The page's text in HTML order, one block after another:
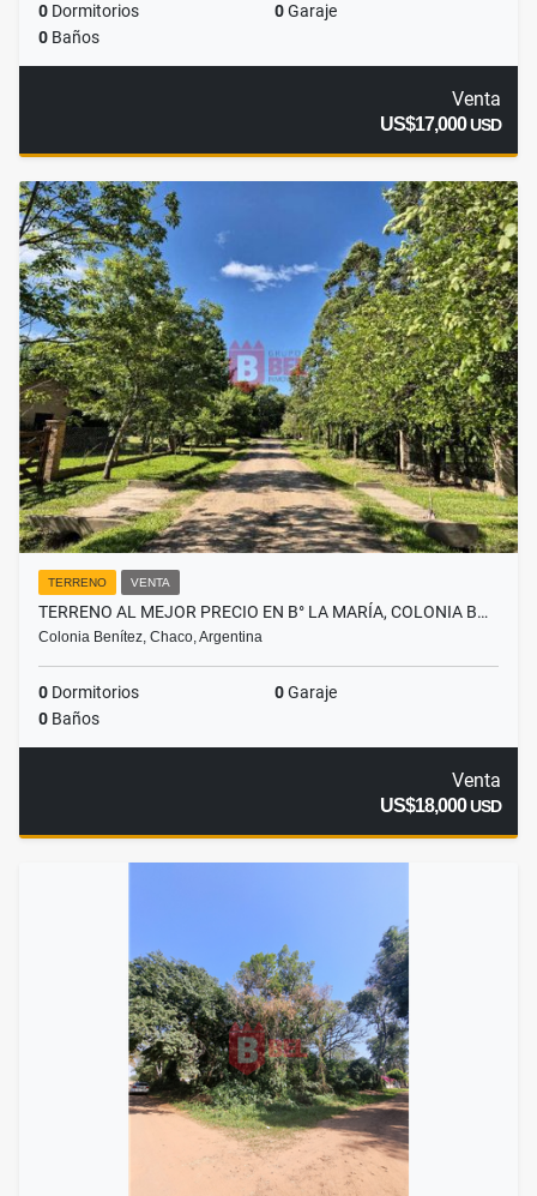
0 Dormitorios 0Garaje
0 Baños
Venta
US$17,000USD
TERRENO VENTA
TERRENO AL MEJOR PRECIO EN B° LA MARÍA, COLONIA B…
Colonia Benítez, Chaco, Argentina
0 Dormitorios 0Garaje
0 Baños
Venta
US$18,000USD